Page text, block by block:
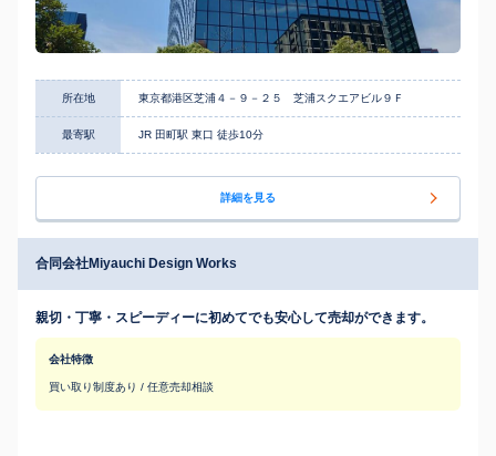
所在地 東京都港区芝浦４－９－２５ 芝浦スクエアビル９Ｆ
最寄駅 JR 田町駅 東口 徒歩10分
詳細を見る
合同会社Miyauchi Design Works
親切・丁寧・スピーディーに初めてでも安心して売却ができます。
会社特徴
買い取り制度あり / 任意売却相談